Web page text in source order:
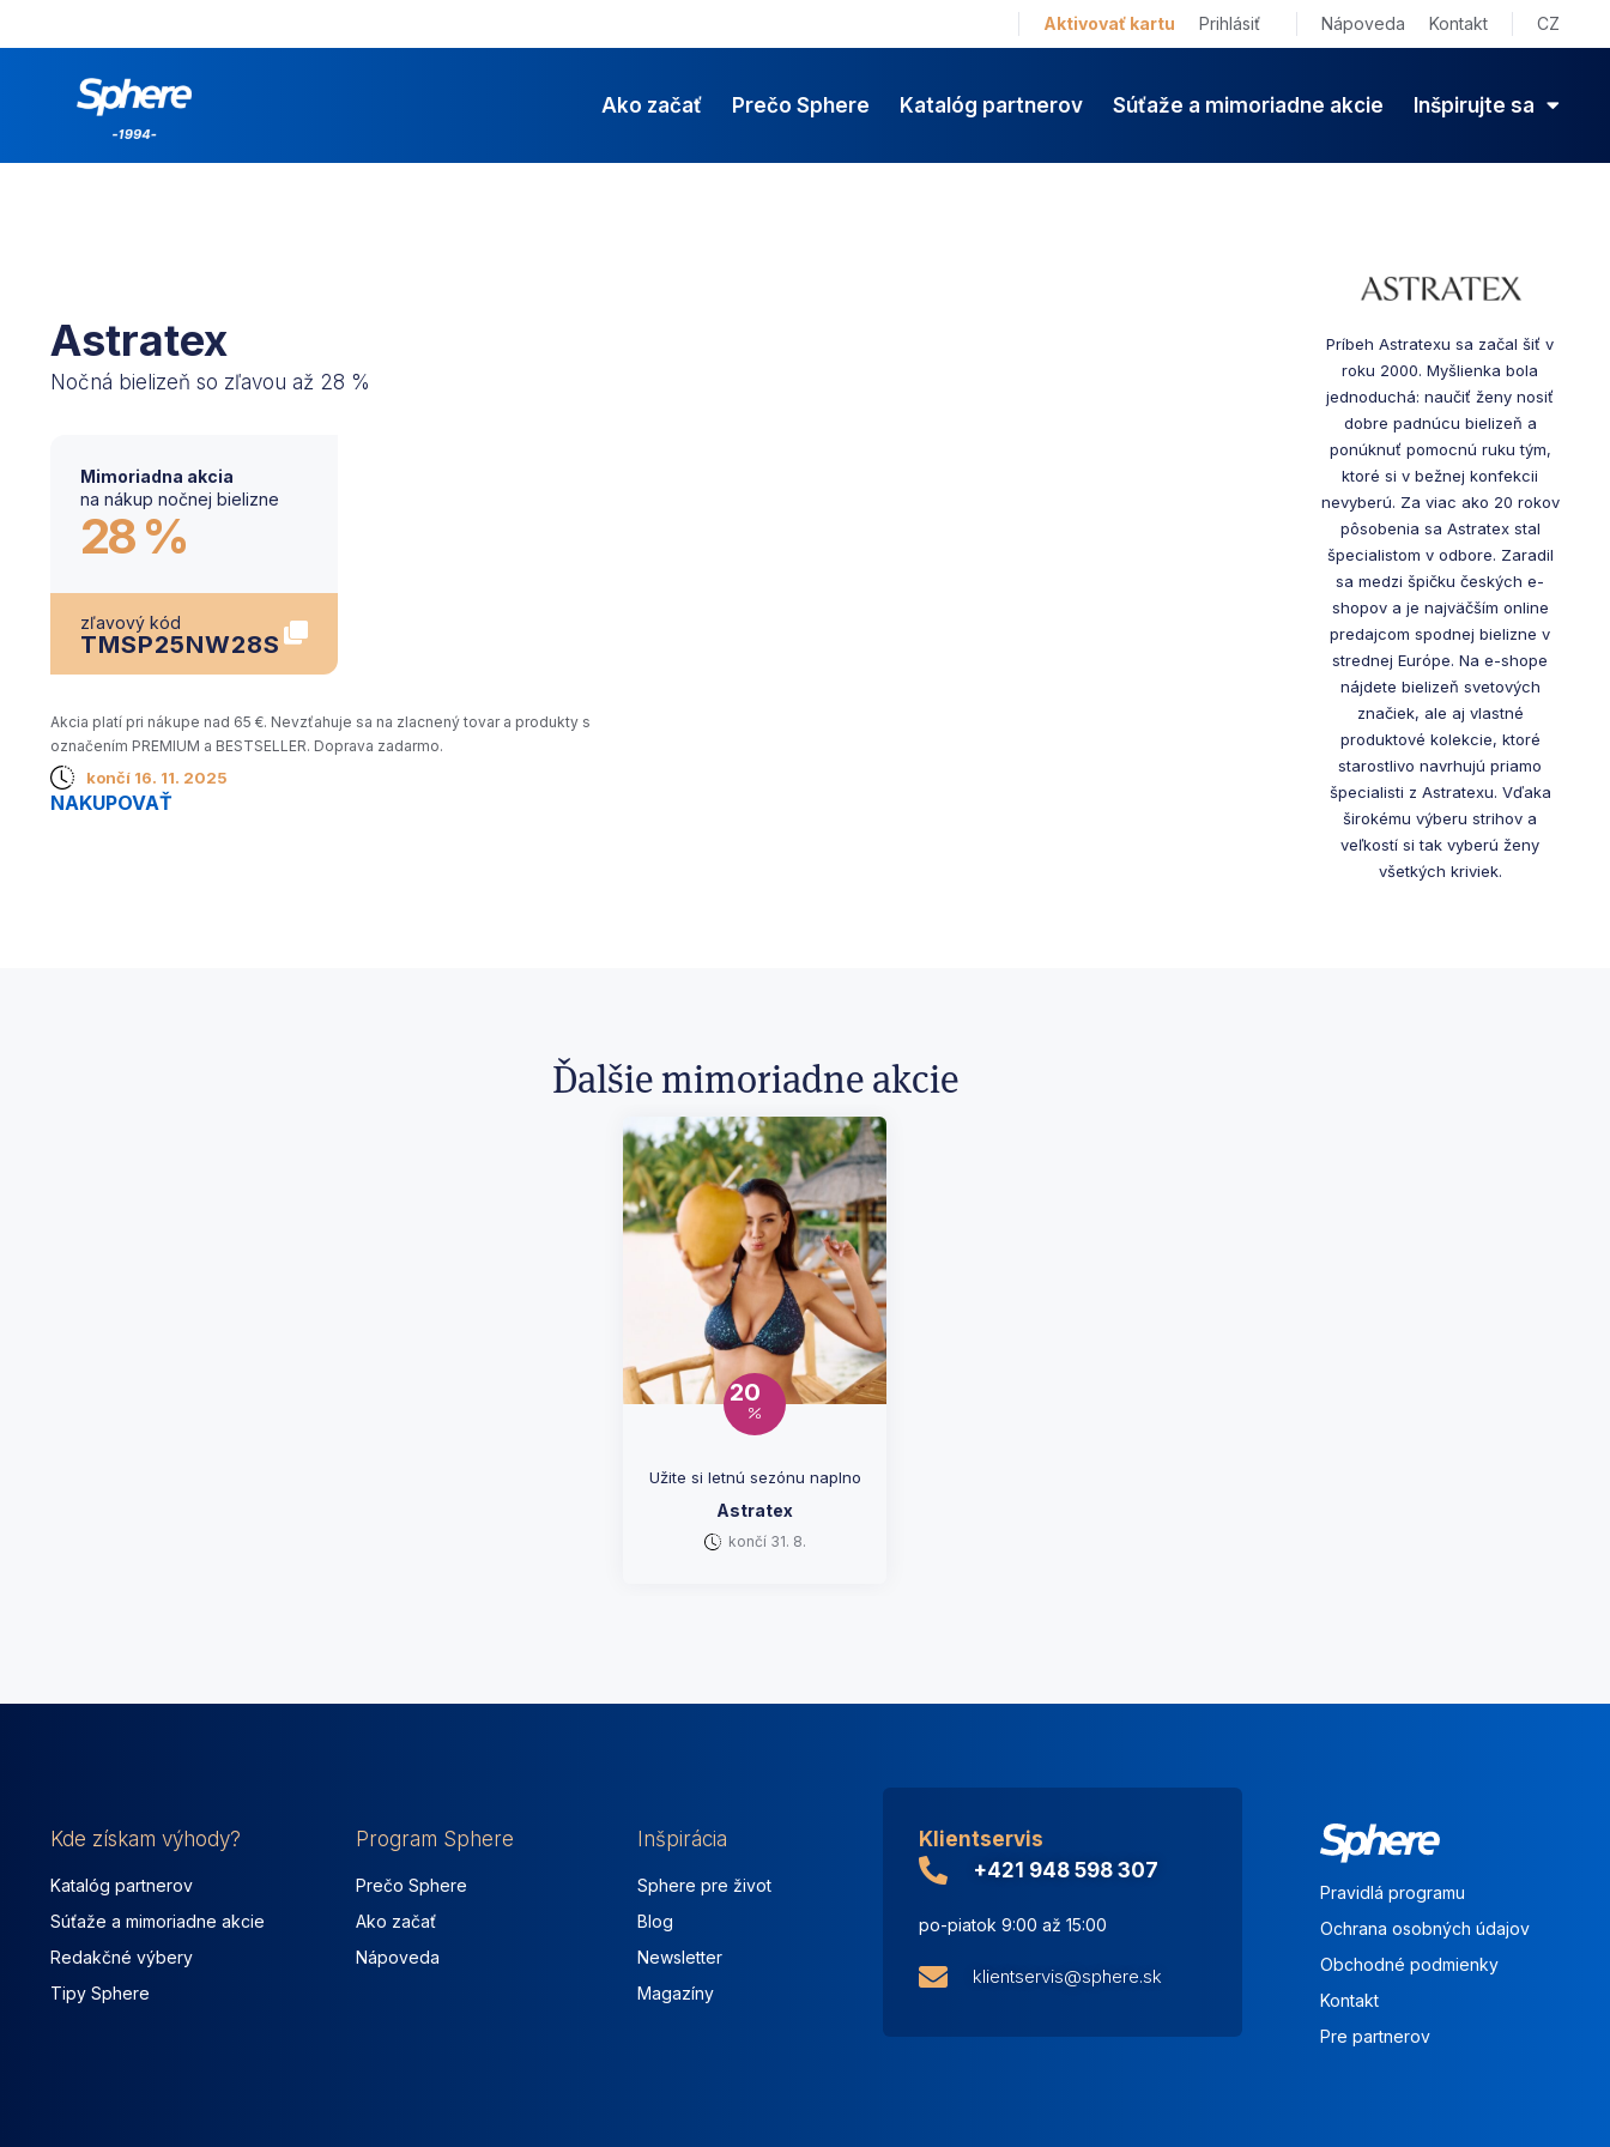
Aktivovať kartu Prihlásiť Nápoveda Kontakt CZ
Ako začať Prečo Sphere Katalóg partnerov Súťaže a mimoriadne akcie Inšpirujte sa
Astratex
Nočná bielizeň so zľavou až 28 %
Mimoriadna akcia
na nákup nočnej bielizne
28 %
zľavový kód
TMSP25NW28S
Akcia platí pri nákupe nad 65 €. Nevzťahuje sa na zlacnený tovar a produkty s
označením PREMIUM a BESTSELLER. Doprava zadarmo.
končí 16. 11. 2025
NAKUPOVAŤ
Príbeh Astratexu sa začal šiť v
roku 2000. Myšlienka bola
jednoduchá: naučiť ženy nosiť
dobre padnúcu bielizeň a
ponúknuť pomocnú ruku tým,
ktoré si v bežnej konfekcii
nevyberú. Za viac ako 20 rokov
pôsobenia sa Astratex stal
špecialistom v odbore. Zaradil
sa medzi špičku českých e-
shopov a je najväčším online
predajcom spodnej bielizne v
strednej Európe. Na e-shope
nájdete bielizeň svetových
značiek, ale aj vlastné
produktové kolekcie, ktoré
starostlivo navrhujú priamo
špecialisti z Astratexu. Vďaka
širokému výberu strihov a
veľkostí si tak vyberú ženy
všetkých kriviek.
Ďalšie mimoriadne akcie
20
Užite si letnú sezónu naplno
Astratex
končí 31. 8.
Kde získam výhody?
Katalóg partnerov
Súťaže a mimoriadne akcie
Redakčné výbery
Tipy Sphere
Program Sphere
Prečo Sphere
Ako začať
Nápoveda
Inšpirácia
Sphere pre život
Blog
Newsletter
Magazíny
Klientservis
+421 948 598 307
po-piatok 9:00 až 15:00
klientservis@sphere.sk
Pravidlá programu
Ochrana osobných údajov
Obchodné podmienky
Kontakt
Pre partnerov